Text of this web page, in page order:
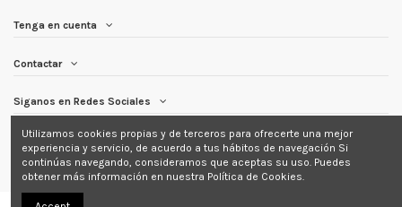
Tenga en cuenta
Contactar
Siganos en Redes Sociales
Newsletter
Utilizamos cookies propias y de terceros para ofrecerte una mejor
experiencia y servicio, de acuerdo a tus hábitos de navegación Si
continúas navegando, consideramos que aceptas su uso. Puedes
obtener más información en nuestra Política de Cookies.